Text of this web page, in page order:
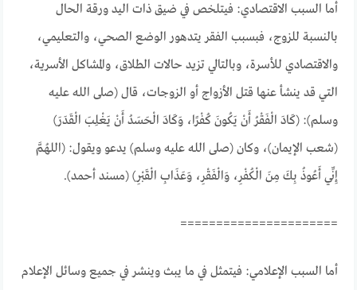
أما السبب الاقتصادي: فيتلخص في ضيق ذات اليد ورقة الحال
بالنسبة للزوج، فبسبب الفقر يتدهور الوضع الصحي، والتعليمي،
والاقتصادي للأسرة، وبالتالي تزيد حالات الطلاق، والمشاكل الأسرية،
التي قد ينشأ عنها قتل الأزواج أو الزوجات، قال (صلى الله عليه
وسلم): (كَادَ الْفَقْرُ أَنْ يَكُونَ كُفْرًا، وَكَادَ الْحَسَدُ أَنْ يَغْلِبَ الْقَدَرَ)
(شعب الإيمان)، وكان (صلى الله عليه وسلم) يدعو ويقول: (اللهُمَّ
إِنِّي أَعُوذُ بِكَ مِنَ الْكُفْرِ، وَالْفَقْرِ، وَعَذَابِ الْقَبْرِ) (مسند أحمد).
======================
أما السبب الإعلامي: فيتمثل في ما يبث وينشر في جميع وسائل الإعلام